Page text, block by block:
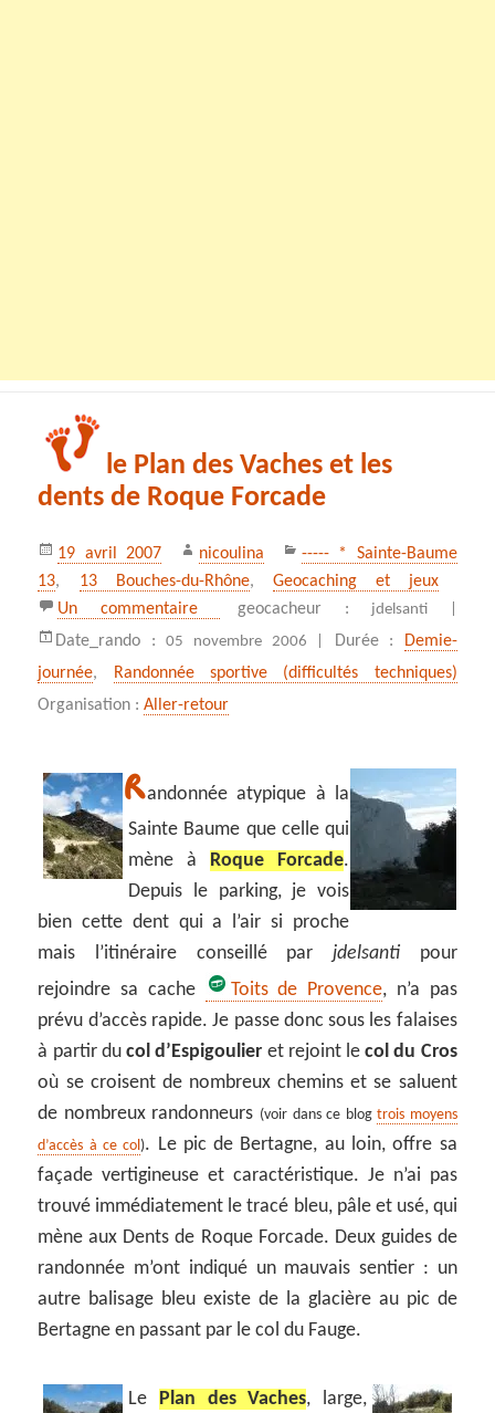
le Plan des Vaches et les
dents de Roque Forcade
Publié
le
19 avril 2007 Auteur
nicoulina Catégories
----- * Sainte-Baume
13, 13 Bouches-du-Rhône,Geocaching et jeux
Un commentaire
sur le Plan des Vaches et les dents de
geocacheur : jdelsanti |
Date_rando :05 novembre 2006 | Durée :
Demie-
journée,
Randonnée sportive (difficultés techniques)
Organisation :Aller-retour
Randonnée atypique à la
Sainte Baume que celle qui
mène à Roque Forcade.
Depuis le parking, je vois
bien cette dent qui a l’air si proche
mais l’itinéraire conseillé par jdelsantipour
rejoindre sa cache
Toits de Provence, n’a pas
prévu d’accès rapide. Je passe donc sous les falaises
à partir ducol d’Espigoulier et rejoint lecol du Cros
où se croisent de nombreux chemins et se saluent
de nombreux randonneurs (voir dans ce blogtrois moyens
d’accès à ce col ). Le pic de Bertagne, au loin, offre sa
façade vertigineuse et caractéristique. Je n’ai pas
trouvé immédiatement le tracé bleu, pâle et usé, qui
mène aux Dents de Roque Forcade. Deux guides de
randonnée m’ont indiqué un mauvais sentier : un
autre balisage bleu existe de la glacière au pic de
Bertagne en passant par le col du Fauge.
Le Plan des Vaches, large,